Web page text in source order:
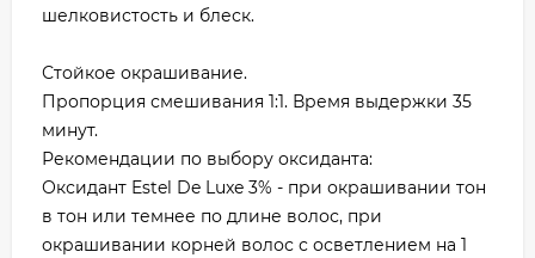
шелковистость и блеск.
Стойкое окрашивание.
Пропорция смешивания 1:1. Время выдержки 35
минут.
Рекомендации по выбору оксиданта:
Оксидант Estel De Luxe 3% - при окрашивании тон
в тон или темнее по длине волос, при
окрашивании корней волос с осветлением на 1